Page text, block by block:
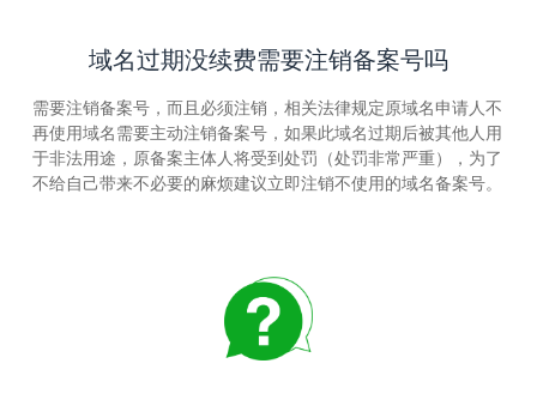
域名过期没续费需要注销备案号吗
需要注销备案号，而且必须注销，相关法律规定原域名申请人不
再使用域名需要主动注销备案号，如果此域名过期后被其他人用
于非法用途，原备案主体人将受到处罚（处罚非常严重），为了
不给自己带来不必要的麻烦建议立即注销不使用的域名备案号。